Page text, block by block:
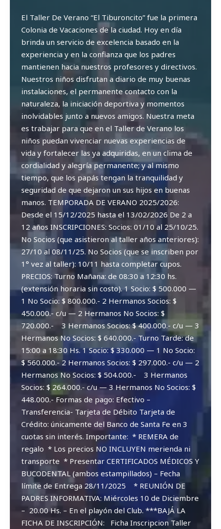
El Taller De Verano “El Tiburoncito” fue la primera
Colonia de Vacaciones de la ciudad. Hoy en día
brinda un servicio de excelencia basado en la
experiencia y en la confianza que los padres
mantienen hacia nuestros profesores y directivos.
Nuestros niños disfrutan a diario de muy buenas
instalaciones, el permanente contacto con la
naturaleza, la iniciación deportiva y momentos
inolvidables junto a nuevos amigos. Nuestra meta
es trabajar para que en el Taller de Verano los
niños puedan vivenciar nuevas experiencias de
vida y fortalecer las ya adquiridas, en un clima de
cordialidad y alegría permanente; y al mismo
tiempo, que los papás tengan la tranquilidad y
seguridad de que dejaron un sus hijos en buenas
manos. TEMPORADA DE VERANO 2025/2026:
Desde el 15/12/2025 hasta el 13/02/2026 De 2 a
12 años INSCRIPCIONES: Socios: 01/10 al 25/10/25.
No Socios (que asistieron al taller años anteriores):
27/10 al 08/11/25. No Socios (que se inscriben por
1° vez al taller): 10/11 hasta completar cupos.
PRECIOS: Turno Mañana: de 08:30 a 12:30 hs.
(extensión horaria sin costo). 1 Socio: $ 500.000 —
1 No Socio: $ 800.000.- 2 Hermanos Socios: $
450.000.- c/u — 2 Hermanos No Socios: $
720.000.- 3 Hermanos Socios: $ 400.000.- c/u — 3
Hermanos No Socios: $ 640.000.- Turno Tarde: de
15:00 a 18:30 Hs. 1 Socio: $ 330.000 — 1 No Socio:
$ 560.000.- 2 Hermanos Socios: $ 297.000.- c/u — 2
Hermanos No Socios: $ 504.000.- 3 Hermanos
Socios: $ 264.000.- c/u — 3 Hermanos No Socios: $
448.000.- Formas de pago: Efectivo –
Transferencia- Tarjeta de Débito Tarjeta de
Crédito: únicamente del Banco de Santa Fe en 3
cuotas sin interés. Importante: * REMERA de
regalo * Los precios NO INCLUYEN merienda ni
transporte * Presentar CERTIFICADOS MÉDICOS Y
BUCODENTAL (ambos estampillados) – Fecha
límite de Entrega 28/11/2025 * REUNIÓN DE
PADRES INFORMATIVA: Miércoles 10 de Diciembre
– 20.00 Hs. – En el playón del Club. ***BAJÁ LA
FICHA DE INSCRIPCIÓN: Ficha Inscripcion Taller